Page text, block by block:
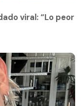
viral: “Lo peor